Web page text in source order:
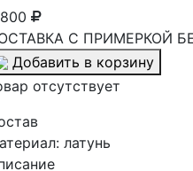
С ПРИМЕРКОЙ
Добавить в корзину
отсутствует
латунь